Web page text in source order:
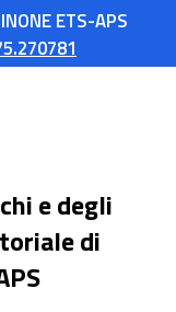
ETS-APS
e degli
di